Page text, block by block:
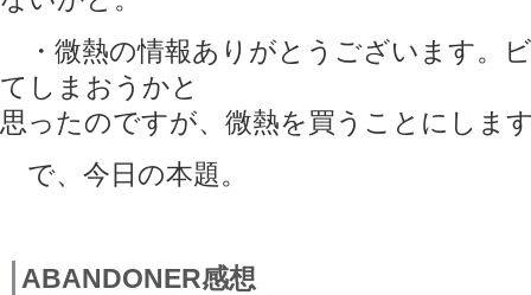
・微熱の情報ありがとうございます。
てしまおうかと
思ったのですが、微熱を買うことにしま
で、今日の本題。
ABANDONER感想